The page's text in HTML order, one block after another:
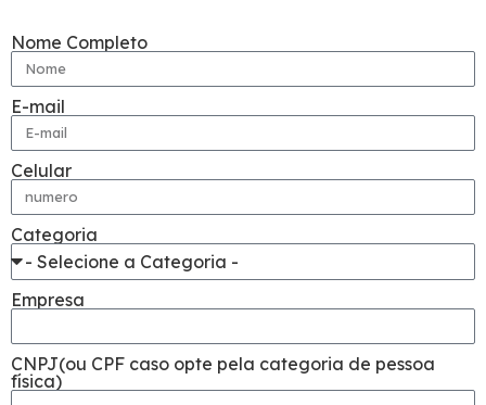
Nome Completo
E-mail
Celular
Categoria
Empresa
CNPJ(ou CPF caso opte pela categoria de pessoa
física)